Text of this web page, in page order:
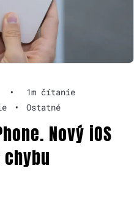
•
1m čítanie
• Ostatné
Nový iOS